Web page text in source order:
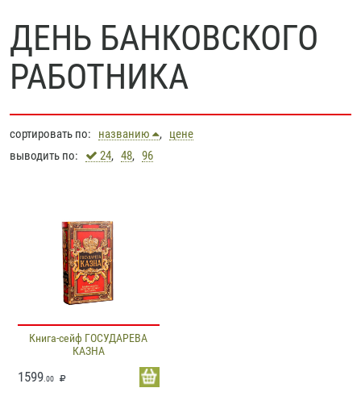
ДЕНЬ БАНКОВСКОГО
РАБОТНИКА
сортировать по: названию , цене
выводить по:
24, 48, 96
Книга-сейф ГОСУДАРЕВА
КАЗНА
1599 .00